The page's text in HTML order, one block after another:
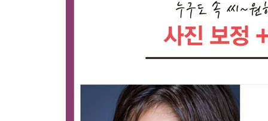
7. 2단계: 클리핑 후 사진가의 개성 표현하기 - 밝
8. 3단계: 중간톤으로 전체 밝기 조정하기 - 노출
9. 강력하지만 민감한 톤 곡선
12. 전문가 팁, 점진적 필터 툴의 선택 영역 수정하
13. 보다 편리해진 선택 영역 수정하기 - 범위 마스
14. 작은 부분이라면 조정 브러시 툴 - 닷징/버닝